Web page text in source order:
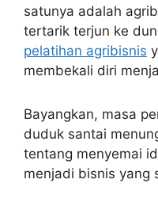
satunya adalah
tertarik terjun ke
pelatihan agribisnis
membekali diri
Bayangkan, masa
duduk santai
tentang menyemai
menjadi bisnis yang